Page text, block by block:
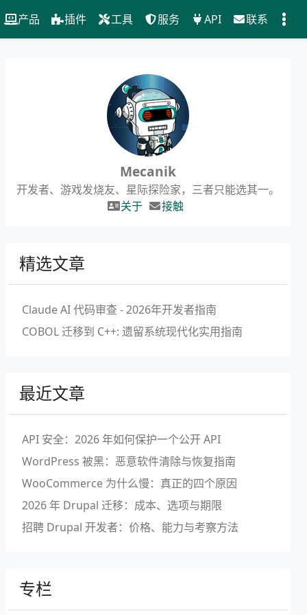
产品 插件 工具 服务 API 联系
Mecanik
开发者、游戏发烧友、星际探险家，三者只能选其一。
关于
接触
精选文章
Claude AI 代码审查 - 2026年开发者指南
COBOL 迁移到 C++: 遗留系统现代化实用指南
最近文章
API 安全：2026 年如何保护一个公开 API
WordPress 被黑：恶意软件清除与恢复指南
WooCommerce 为什么慢：真正的四个原因
2026 年 Drupal 迁移：成本、选项与期限
招聘 Drupal 开发者：价格、能力与考察方法
专栏